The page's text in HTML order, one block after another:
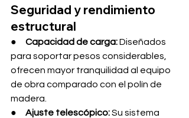
Seguridad y rendimiento
estructural
● Capacidad de carga: Diseñados
para soportar pesos considerables,
ofrecen mayor tranquilidad al equipo
de obra comparado con el polín de
madera.
● Ajuste telescópico: Su sistema